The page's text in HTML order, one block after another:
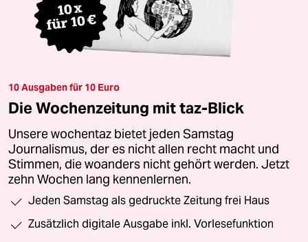
10 Ausgaben für 10 Euro
Die Wochenzeitung mit taz-Blick
Unsere wochentaz bietet jeden Samstag
Journalismus, der es nicht allen recht macht und
Stimmen, die woanders nicht gehört werden. Jetzt
zehn Wochen lang kennenlernen.
Jeden Samstag als gedruckte Zeitung frei Haus
Zusätzlich digitale Ausgabe inkl. Vorlesefunktion